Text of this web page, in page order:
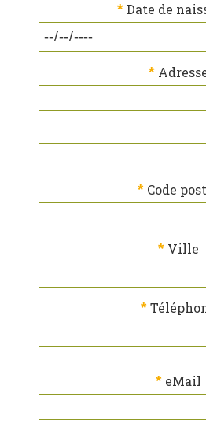
* Date de
*
* Code
* Ville
*
* eMail